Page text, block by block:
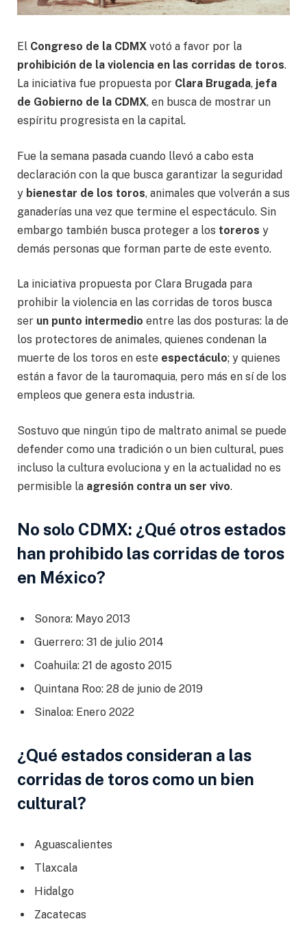
El Congreso de la CDMX votó a favor por la
prohibición de la violencia en las corridas de toros.
La iniciativa fue propuesta por Clara Brugada, jefa
de Gobierno de la CDMX, en busca de mostrar un
espíritu progresista en la capital.
Fue la semana pasada cuando llevó a cabo esta
declaración con la que busca garantizar la seguridad
y bienestar de los toros, animales que volverán a sus
ganaderías una vez que termine el espectáculo. Sin
embargo también busca proteger a los toreros y
demás personas que forman parte de este evento.
La iniciativa propuesta por Clara Brugada para
prohibir la violencia en las corridas de toros busca
ser un punto intermedio entre las dos posturas: la de
los protectores de animales, quienes condenan la
muerte de los toros en este espectáculo; y quienes
están a favor de la tauromaquia, pero más en sí de los
empleos que genera esta industria.
Sostuvo que ningún tipo de maltrato animal se puede
defender como una tradición o un bien cultural, pues
incluso la cultura evoluciona y en la actualidad no es
permisible la agresión contra un ser vivo.
No solo CDMX: ¿Qué otros estados
han prohibido las corridas de toros
en México?
Sonora: Mayo 2013
Guerrero: 31 de julio 2014
Coahuila: 21 de agosto 2015
Quintana Roo: 28 de junio de 2019
Sinaloa: Enero 2022
¿Qué estados consideran a las
corridas de toros como un bien
cultural?
Aguascalientes
Tlaxcala
Hidalgo
Zacatecas